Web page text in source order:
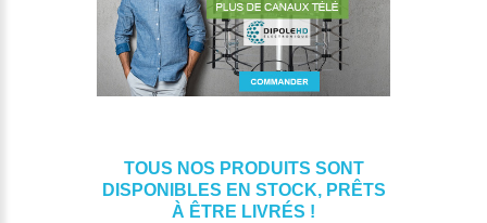
TOUS NOS PRODUITS SONT
DISPONIBLES EN STOCK, PRÊTS
À ÊTRE LIVRÉS !